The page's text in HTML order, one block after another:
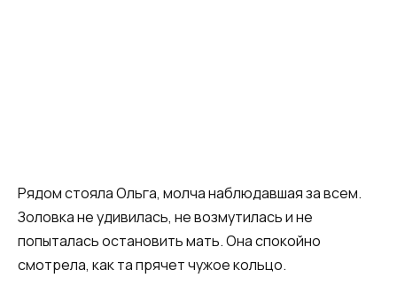
Рядом стояла Ольга, молча наблюдавшая за всем.
Золовка не удивилась, не возмутилась и не
попыталась остановить мать. Она спокойно
смотрела, как та прячет чужое кольцо.